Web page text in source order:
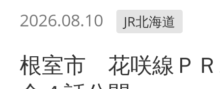
2026.08.10 JR北海道
根室市 花咲線Ｐ